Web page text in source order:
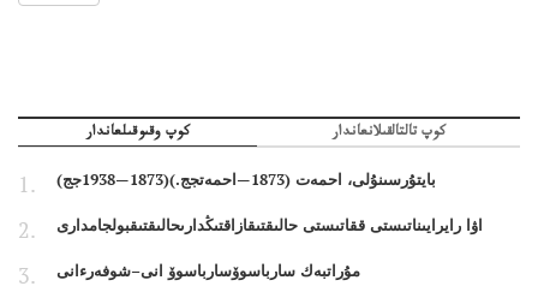
كوپ وقىوقىلعاندار كوپ تالتالقىلانعاندار
بايتۇرسىنۇلى، احمەت (1873—احمەتجج.)(1873—1938جج)
اۋا رايرايىناتىستى ققاتىستى حالىقتىقازاقتىڭدارىحالىقتىقبولجامدارى
مۇراتبەك سارباسوۆسارباسوۆ انى–شوفەرءانى